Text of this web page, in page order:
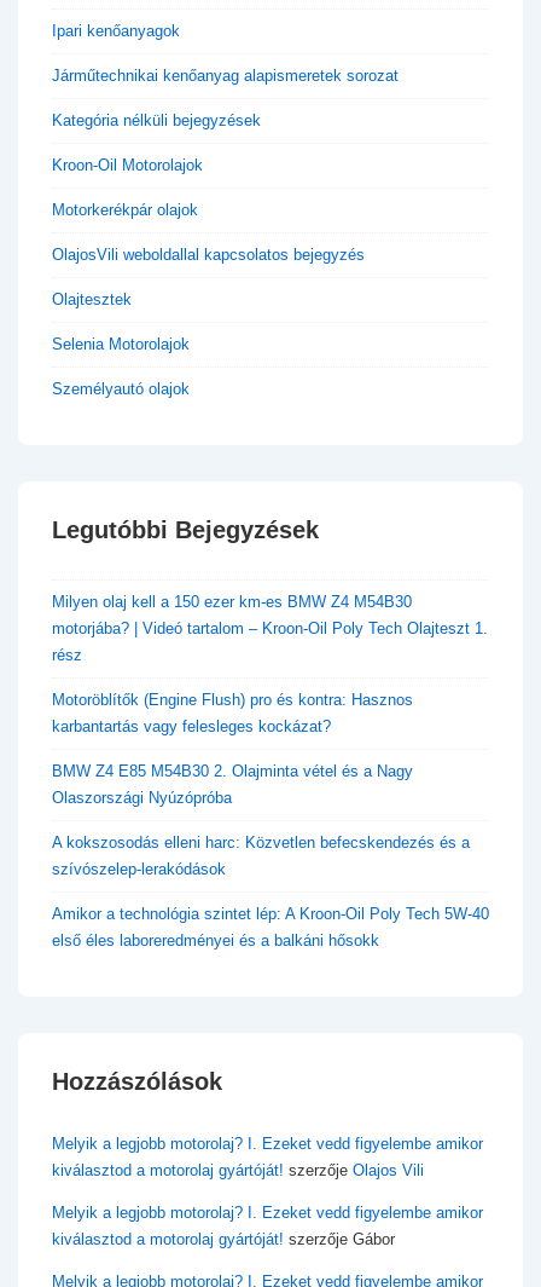
Ipari kenőanyagok
Járműtechnikai kenőanyag alapismeretek sorozat
Kategória nélküli bejegyzések
Kroon-Oil Motorolajok
Motorkerékpár olajok
OlajosVili weboldallal kapcsolatos bejegyzés
Olajtesztek
Selenia Motorolajok
Személyautó olajok
Legutóbbi Bejegyzések
​Milyen olaj kell a 150 ezer km-es BMW Z4 M54B30
motorjába? | Videó tartalom – Kroon-Oil Poly Tech Olajteszt 1.
rész
Motoröblítők (Engine Flush) pro és kontra: Hasznos
karbantartás vagy felesleges kockázat?
BMW Z4 E85 M54B30 2. Olajminta vétel és a Nagy
Olaszországi Nyúzópróba
A kokszosodás elleni harc: Közvetlen befecskendezés és a
szívószelep-lerakódások
Amikor a technológia szintet lép: A Kroon-Oil Poly Tech 5W-40
első éles laboreredményei és a balkáni hősokk
Hozzászólások
Melyik a legjobb motorolaj? I. Ezeket vedd figyelembe amikor
kiválasztod a motorolaj gyártóját! szerzője Olajos Vili
Melyik a legjobb motorolaj? I. Ezeket vedd figyelembe amikor
kiválasztod a motorolaj gyártóját! szerzője Gábor
Melyik a legjobb motorolaj? I. Ezeket vedd figyelembe amikor